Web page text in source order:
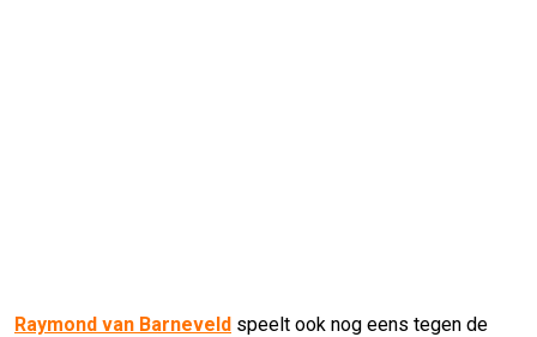
Raymond van Barneveld speelt ook nog eens tegen de